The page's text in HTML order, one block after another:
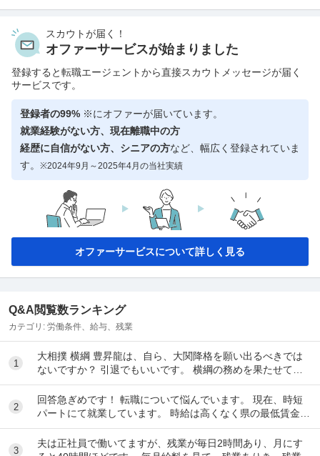
スカウトが届く！
オファーサービスが始まりました
登録すると転職エージェントから直接スカウトメッセージが届く
サービスです。
登録者の99% ※にオファーが届いています。
就業経験がない方、現在離職中の方
経歴に自信がない方、シニアの方など、幅広く登録されていま
す。 ※2024年9月～2025年4月の当社実績
オファーサービスについて詳しく見る
Q&A閲覧数ランキング
カテゴリ: 労働条件、給与、残業
1
大相撲 横綱 豊昇龍は、自ら、大関降格を願い出るべきでは
ないですか？ 引退でもいいです。 横綱の務めを果たせてな
いし、今後、果たせる見込みもないのだ...
2
回答急ぎめです！ 転職について悩んでいます。 現在、時短
パートにて就業しています。 時給は高くなく県の最低賃金＋
20円で、1日6時間で働いています。 ...
3
夫は正社員で働いてますが、残業が毎日2時間あり、月にす